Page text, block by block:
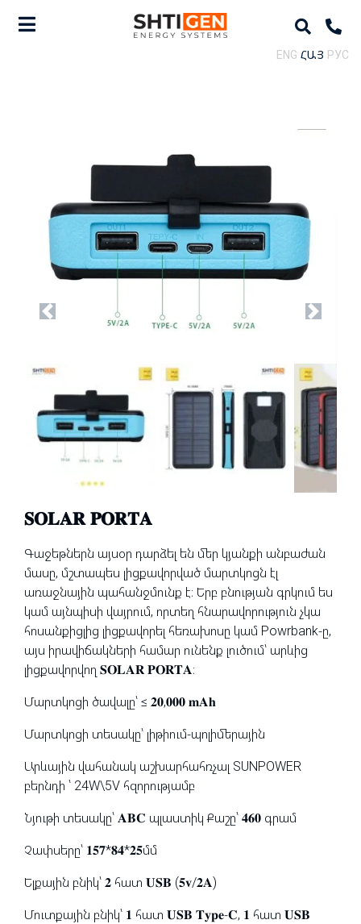
ENG ՀԱՅ РУС
Previous Next
𝐒𝐎𝐋𝐀𝐑 𝐏𝐎𝐑𝐓𝐀
Գաջեթներն այսօր դարձել են մեր կյանքի անբաժան
մասը, մշտապես լիցքավորված մարտկոցն էլ
առաջնային պահանջմունք է։ Երբ բնության գրկում ես
կամ այնպիսի վայրում, որտեղ հնարավորություն չկա
հոսանքիցլից լիցքավորել հեռախոսը կամ Powrbank-ը,
այս իրավիճակների համար ունենք լուծում՝ արևից
լիցքավորվող 𝐒𝐎𝐋𝐀𝐑 𝐏𝐎𝐑𝐓𝐀։
Մարտկոցի ծավալը՝ ≤ 𝟐𝟎,𝟎𝟎𝟎 𝐦𝐀𝐡
Մարտկոցի տեսակը՝ լիթիում-պոլիմերային
Արևային վահանակ աշխարհահռչալ SUNPOWER
բերնդի ՝ 24W\5V հզորությամբ
Նյութի տեսակը՝ 𝐀𝐁𝐂 պլաստիկ Քաշը՝ 𝟒𝟔𝟎 գրամ
Չափսերը՝ 𝟏𝟓𝟕*𝟖𝟒*𝟐𝟓մմ
Ելքային բնիկ՝ 𝟐 հատ 𝐔𝐒𝐁 (𝟓𝐯/𝟐𝐀)
Մուտքային բնիկ՝ 𝟏 հատ 𝐔𝐒𝐁 𝐓𝐲𝐩𝐞-𝐂, 𝟏 հատ 𝐔𝐒𝐁